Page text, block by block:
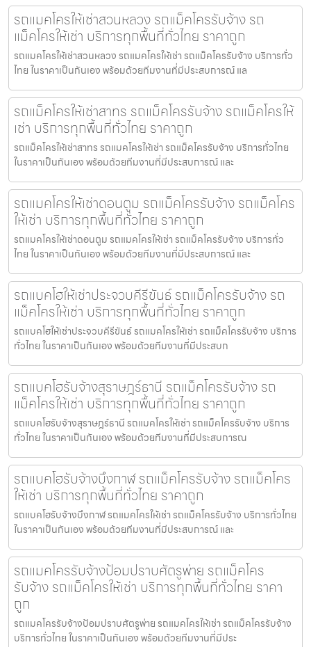
รถแมคโครให้เช่าสวนหลวง รถแม็คโครรับจ้าง รถ
แม็คโครให้เช่า บริการทุกพื้นที่ทั่วไทย ราคาถูก
รถแมคโครให้เช่าสวนหลวง รถแมคโครให้เช่า รถแม็คโครรับจ้าง บริการทั่ว
ไทย ในราคาเป็นกันเอง พร้อมด้วยทีมงานที่มีประสบการณ์ แล
รถแม็คโครให้เช่าสาทร รถแม็คโครรับจ้าง รถแม็คโครให้
เช่า บริการทุกพื้นที่ทั่วไทย ราคาถูก
รถแม็คโครให้เช่าสาทร รถแมคโครให้เช่า รถแม็คโครรับจ้าง บริการทั่วไทย
ในราคาเป็นกันเอง พร้อมด้วยทีมงานที่มีประสบการณ์ และ
รถแมคโครให้เช่าดอนตูม รถแม็คโครรับจ้าง รถแม็คโคร
ให้เช่า บริการทุกพื้นที่ทั่วไทย ราคาถูก
รถแมคโครให้เช่าดอนตูม รถแมคโครให้เช่า รถแม็คโครรับจ้าง บริการทั่ว
ไทย ในราคาเป็นกันเอง พร้อมด้วยทีมงานที่มีประสบการณ์ และ
รถแบคโฮให้เช่าประจวบคีรีขันธ์ รถแม็คโครรับจ้าง รถ
แม็คโครให้เช่า บริการทุกพื้นที่ทั่วไทย ราคาถูก
รถแบคโฮให้เช่าประจวบคีรีขันธ์ รถแมคโครให้เช่า รถแม็คโครรับจ้าง บริการ
ทั่วไทย ในราคาเป็นกันเอง พร้อมด้วยทีมงานที่มีประสบก
รถแบคโฮรับจ้างสุราษฎร์ธานี รถแม็คโครรับจ้าง รถ
แม็คโครให้เช่า บริการทุกพื้นที่ทั่วไทย ราคาถูก
รถแบคโฮรับจ้างสุราษฎร์ธานี รถแมคโครให้เช่า รถแม็คโครรับจ้าง บริการ
ทั่วไทย ในราคาเป็นกันเอง พร้อมด้วยทีมงานที่มีประสบการณ
รถแบคโฮรับจ้างบึงกาฬ รถแม็คโครรับจ้าง รถแม็คโคร
ให้เช่า บริการทุกพื้นที่ทั่วไทย ราคาถูก
รถแบคโฮรับจ้างบึงกาฬ รถแมคโครให้เช่า รถแม็คโครรับจ้าง บริการทั่วไทย
ในราคาเป็นกันเอง พร้อมด้วยทีมงานที่มีประสบการณ์ และ
รถแมคโครรับจ้างป้อมปราบศัตรูพ่าย รถแม็คโคร
รับจ้าง รถแม็คโครให้เช่า บริการทุกพื้นที่ทั่วไทย ราคา
ถูก
รถแมคโครรับจ้างป้อมปราบศัตรูพ่าย รถแมคโครให้เช่า รถแม็คโครรับจ้าง
บริการทั่วไทย ในราคาเป็นกันเอง พร้อมด้วยทีมงานที่มีประ